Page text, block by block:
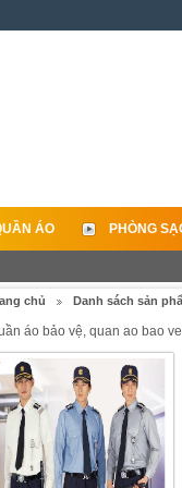
ÁO PHÒNG
chủ Danh sách sản
áo bảo vệ, quan ao bao ve